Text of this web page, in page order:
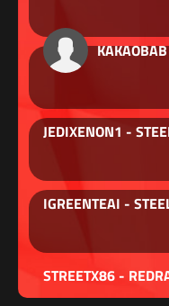
JEDIXENON1 -
IGREENTEAI -
STREETX86 -